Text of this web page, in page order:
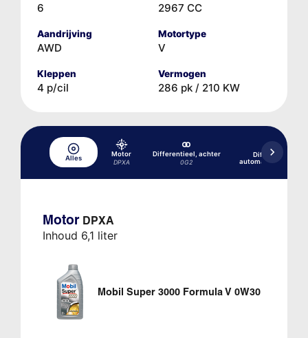
6 2967 CC
Aandrijving
AWD
Motortype
V
Kleppen
4 p/cil
Vermogen
286 pk / 210 KW
Alles
Motor
DPXA
Differentieel, achter
0G2
Differentieel,
automatische
Motor DPXA
Inhoud 6,1 liter
Mobil Super 3000 Formula V 0W30